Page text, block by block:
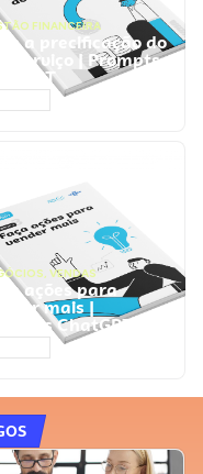
FINANCEIRA
a precificação do
serviço | Prompts
, VENDAS
ações para
mais |
ChatGPT